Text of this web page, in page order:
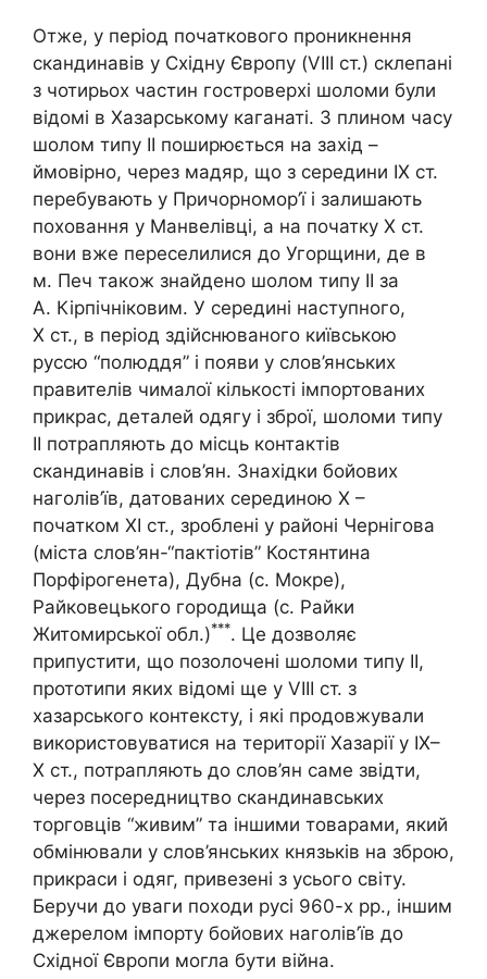
Отже, у період початкового проникнення
скандинавів у Східну Європу (VIII ст.) склепані
з чотирьох частин гостроверхі шоломи були
відомі в Хазарському каганаті. З плином часу
шолом типу ІІ поширюється на захід –
ймовірно, через мадяр, що з середини ІХ ст.
перебувають у Причорномор’ї і залишають
поховання у Манвелівці, а на початку Х ст.
вони вже переселилися до Угорщини, де в
м. Печ також знайдено шолом типу ІІ за
А. Кірпічніковим. У середині наступного,
Х ст., в період здійснюваного київською
руссю “полюддя” і появи у слов’янських
правителів чималої кількості імпортованих
прикрас, деталей одягу і зброї, шоломи типу
ІІ потрапляють до місць контактів
скандинавів і слов’ян. Знахідки бойових
наголів’їв, датованих серединою Х –
початком ХІ ст., зроблені у районі Чернігова
(міста слов’ян-“пактіотів” Костянтина
Порфірогенета), Дубна (с. Мокре),
Райковецького городища (с. Райки
Житомирської обл.)***. Це дозволяє
припустити, що позолочені шоломи типу ІІ,
прототипи яких відомі ще у VIII ст. з
хазарського контексту, і які продовжували
використовуватися на території Хазарії у ІХ–
Х ст., потрапляють до слов’ян саме звідти,
через посередництво скандинавських
торговців “живим” та іншими товарами, який
обмінювали у слов’янських князьків на зброю,
прикраси і одяг, привезені з усього світу.
Беручи до уваги походи русі 960-х рр., іншим
джерелом імпорту бойових наголів’їв до
Східної Європи могла бути війна.